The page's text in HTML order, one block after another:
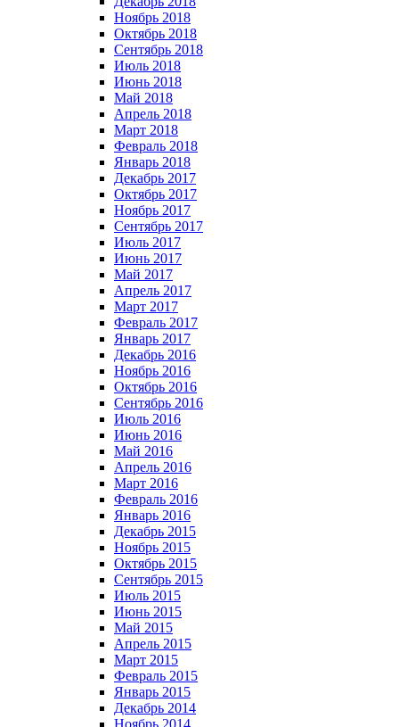
Ноябрь 2018
Октябрь 2018
Сентябрь 2018
Июль 2018
Июнь 2018
Май 2018
Апрель 2018
Март 2018
Февраль 2018
Январь 2018
Декабрь 2017
Октябрь 2017
Ноябрь 2017
Сентябрь 2017
Июль 2017
Июнь 2017
Май 2017
Апрель 2017
Март 2017
Февраль 2017
Январь 2017
Декабрь 2016
Ноябрь 2016
Октябрь 2016
Сентябрь 2016
Июль 2016
Июнь 2016
Май 2016
Апрель 2016
Март 2016
Февраль 2016
Январь 2016
Декабрь 2015
Ноябрь 2015
Октябрь 2015
Сентябрь 2015
Июль 2015
Июнь 2015
Май 2015
Апрель 2015
Март 2015
Февраль 2015
Январь 2015
Декабрь 2014
Ноябрь 2014